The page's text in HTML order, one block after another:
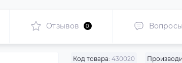
Отзывов 0 Вопросы
Код товара: 430020